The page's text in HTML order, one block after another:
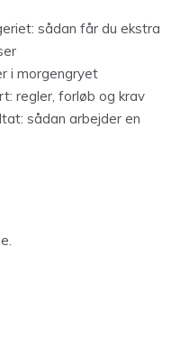
sådan får du ekstra
i morgengryet
regler, forløb og krav
sådan arbejder en